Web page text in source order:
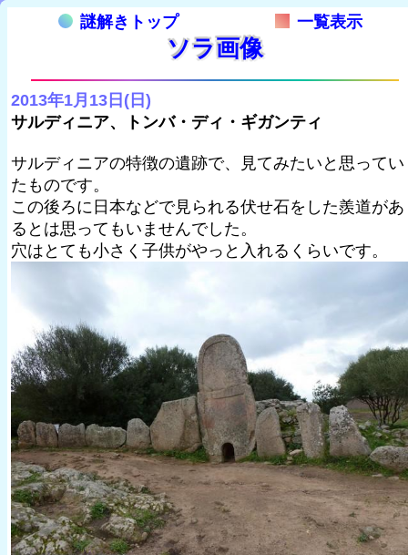
謎解きトップ 一覧表示
ソラ画像
2013年1月13日(日)
サルディニア、トンバ・ディ・ギガンティ
サルディニアの特徴の遺跡で、見てみたいと思ってい
たものです。
この後ろに日本などで見られる伏せ石をした羨道があ
るとは思ってもいませんでした。
穴はとても小さく子供がやっと入れるくらいです。